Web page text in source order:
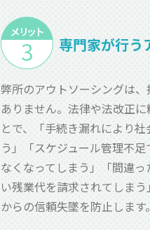
専門家が行う
弊所のアウトソーシングは
ありません。法律や法改正
とで、「手続き漏れにより
う」「スケジュール管理不
なくなってしまう」「間違
い残業代を請求されてしま
からの信頼失墜を防止します。